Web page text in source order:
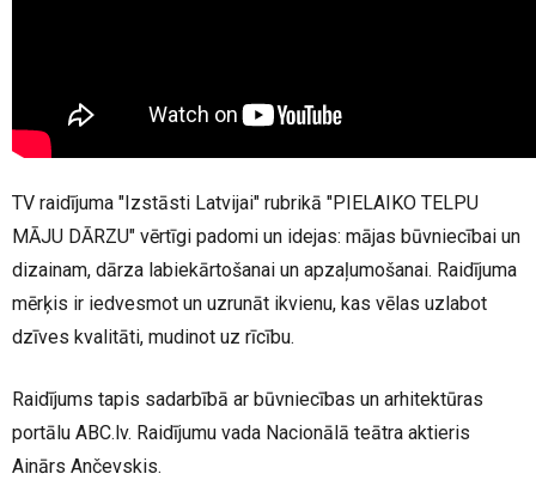
TV raidījuma "Izstāsti Latvijai" rubrikā "PIELAIKO TELPU
MĀJU DĀRZU" vērtīgi padomi un idejas: mājas būvniecībai un
dizainam, dārza labiekārtošanai un apzaļumošanai. Raidījuma
mērķis ir iedvesmot un uzrunāt ikvienu, kas vēlas uzlabot
dzīves kvalitāti, mudinot uz rīcību.
Raidījums tapis sadarbībā ar būvniecības un arhitektūras
portālu ABC.lv. Raidījumu vada Nacionālā teātra aktieris
Ainārs Ančevskis.